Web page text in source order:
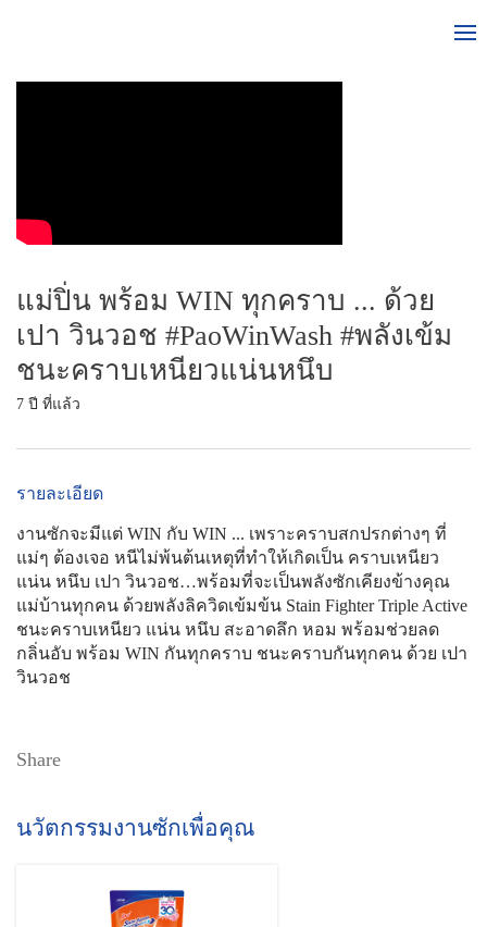
แม่ปิ่น พร้อม WIN ทุกคราบ ... ด้วย
เปา วินวอช #PaoWinWash #พลังเข้ม
ชนะคราบเหนียวแน่นหนึบ
7 ปี ที่แล้ว
รายละเอียด
งานซักจะมีแต่ WIN กับ WIN ... เพราะคราบสกปรกต่างๆ ที่
แม่ๆ ต้องเจอ หนีไม่พ้นต้นเหตุที่ทำให้เกิดเป็น คราบเหนียว
แน่น หนึบ เปา วินวอช…พร้อมที่จะเป็นพลังซักเคียงข้างคุณ
แม่บ้านทุกคน ด้วยพลังลิควิดเข้มข้น Stain Fighter Triple Active
ชนะคราบเหนียว แน่น หนึบ สะอาดลึก หอม พร้อมช่วยลด
กลิ่นอับ พร้อม WIN กันทุกคราบ ชนะคราบกันทุกคน ด้วย เปา
วินวอช
Share
นวัตกรรมงานซักเพื่อคุณ